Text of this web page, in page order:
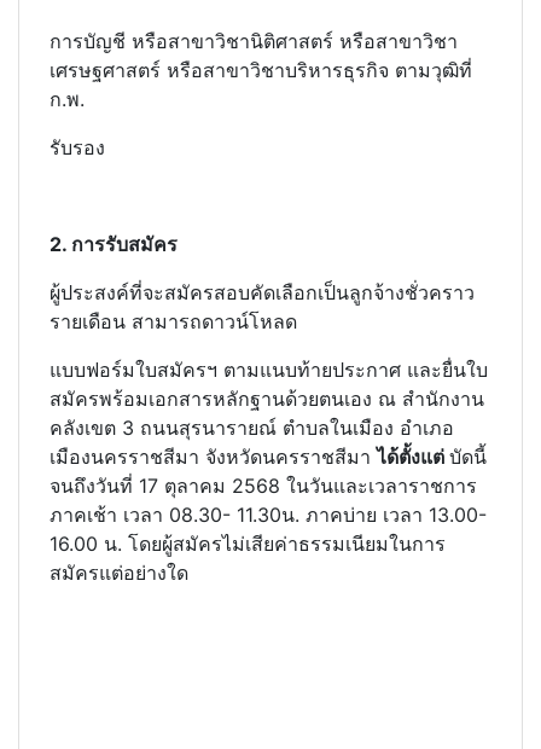
การบัญชี หรือสาขาวิชานิติศาสตร์ หรือสาขาวิชา
เศรษฐศาสตร์ หรือสาขาวิชาบริหารธุรกิจ ตามวุฒิที่
ก.พ.
รับรอง
2. การรับสมัคร
ผู้ประสงค์ที่จะสมัครสอบคัดเลือกเป็นลูกจ้างชั่วคราว
รายเดือน สามารถดาวน์โหลด
แบบฟอร์มใบสมัครฯ ตามแนบท้ายประกาศ และยื่นใบ
สมัครพร้อมเอกสารหลักฐานด้วยตนเอง ณ สํานักงาน
คลังเขต 3 ถนนสุรนารายณ์ ตําบลในเมือง อําเภอ
เมืองนครราชสีมา จังหวัดนครราชสีมาได้ตั้งแต่ บัดนี้
จนถึงวันที่ 17 ตุลาคม 2568 ในวันและเวลาราชการ
ภาคเช้า เวลา 08.30- 11.30น. ภาคบ่าย เวลา 13.00-
16.00 น. โดยผู้สมัครไม่เสียค่าธรรมเนียมในการ
สมัครแต่อย่างใด